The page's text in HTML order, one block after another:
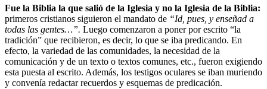
Fue la Biblia la que salió de la Iglesia y no la Iglesia de la Biblia:
primeros cristianos siguieron el mandato de “Id, pues, y enseñad a
todas las gentes…”. Luego comenzaron a poner por escrito “la
tradición” que recibieron, es decir, lo que se iba predicando. En
efecto, la variedad de las comunidades, la necesidad de la
comunicación y de un texto o textos comunes, etc., fueron exigiendo
esta puesta al escrito. Además, los testigos oculares se iban muriendo
y convenía redactar recuerdos y esquemas de predicación.